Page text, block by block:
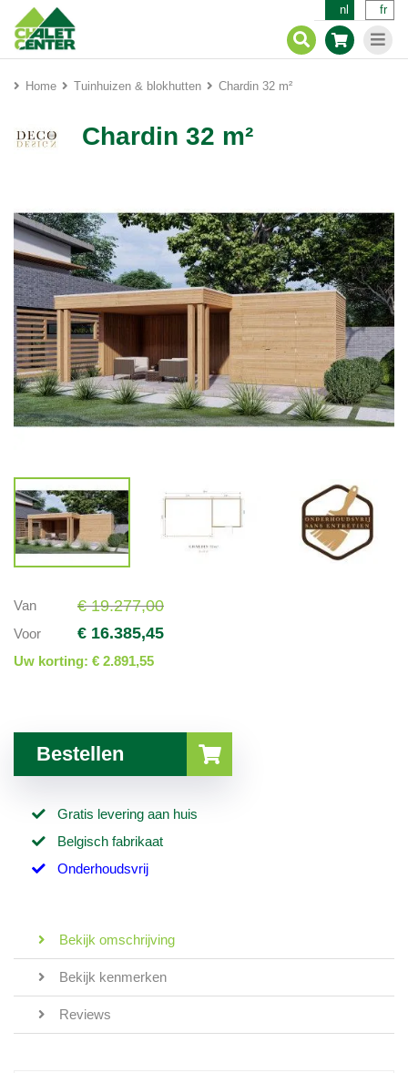
nl fr
Home Tuinhuizen & blokhutten Chardin 32 m²
Chardin 32 m²
Van € 19.277,00
Voor € 16.385,45
Uw korting: € 2.891,55
Bestellen
Gratis levering aan huis
Belgisch fabrikaat
Onderhoudsvrij
Bekijk omschrijving
Bekijk kenmerken
Reviews